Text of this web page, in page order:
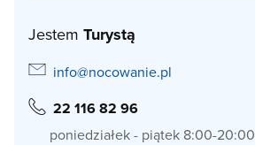
Jestem Turystą
info@nocowanie.pl
22 116 82 96
poniedziałek - piątek 8:00-20:00